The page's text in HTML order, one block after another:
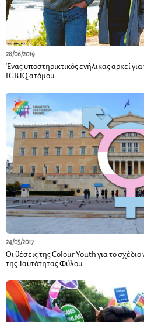
28/06/2019
Ένας υποστηρικτικός ενήλικας αρκεί
LGBTQ ατόμου
24/05/2017
Οι θέσεις της Colour Youth για το
της Ταυτότητας Φύλου